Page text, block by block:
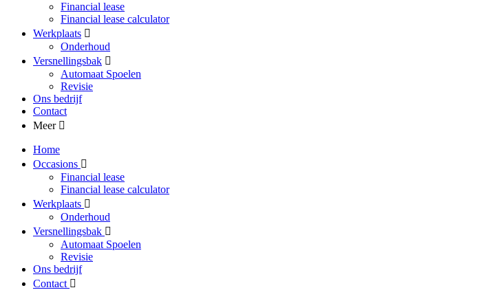
Financial lease
Financial lease calculator
Werkplaats
Onderhoud
Versnellingsbak
Automaat Spoelen
Revisie
Ons bedrijf
Contact
Meer
Home
Occasions
Financial lease
Financial lease calculator
Werkplaats
Onderhoud
Versnellingsbak
Automaat Spoelen
Revisie
Ons bedrijf
Contact